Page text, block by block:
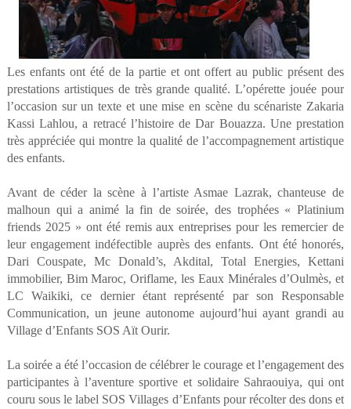
Les enfants ont été de la partie et ont offert au public présent des
prestations artistiques de très grande qualité. L’opérette jouée pour
l’occasion sur un texte et une mise en scène du scénariste Zakaria
Kassi Lahlou, a retracé l’histoire de Dar Bouazza. Une prestation
très appréciée qui montre la qualité de l’accompagnement artistique
des enfants.
Avant de céder la scène à l’artiste Asmae Lazrak, chanteuse de
malhoun qui a animé la fin de soirée, des trophées « Platinium
friends 2025 » ont été remis aux entreprises pour les remercier de
leur engagement indéfectible auprès des enfants. Ont été honorés,
Dari Couspate, Mc Donald’s, Akdital, Total Energies, Kettani
immobilier, Bim Maroc, Oriflame, les Eaux Minérales d’Oulmès, et
LC Waikiki, ce dernier étant représenté par son Responsable
Communication, un jeune autonome aujourd’hui ayant grandi au
Village d’Enfants SOS Aït Ourir.
La soirée a été l’occasion de célébrer le courage et l’engagement des
participantes à l’aventure sportive et solidaire Sahraouiya, qui ont
couru sous le label SOS Villages d’Enfants pour récolter des dons et